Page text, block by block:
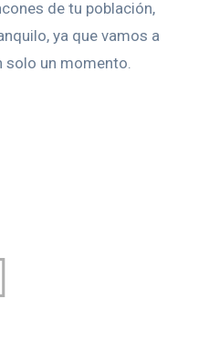
de tu población,
ya que vamos a
solo un momento.